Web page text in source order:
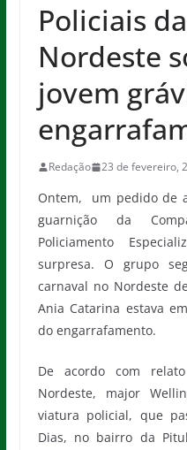
Policiais
Nordeste
jovem
Redação 23 de fevereiro,
Ontem, um pedido de
guarnição da
Policiamento
surpresa. O grupo
carnaval no Nordeste
Ania Catarina estava
do engarrafamento.
De acordo com
Nordeste, major
viatura policial, que
Dias, no bairro da